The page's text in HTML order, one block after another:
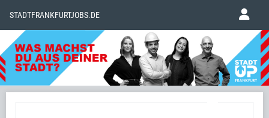
STADTFRANKFURTJOBS.DE